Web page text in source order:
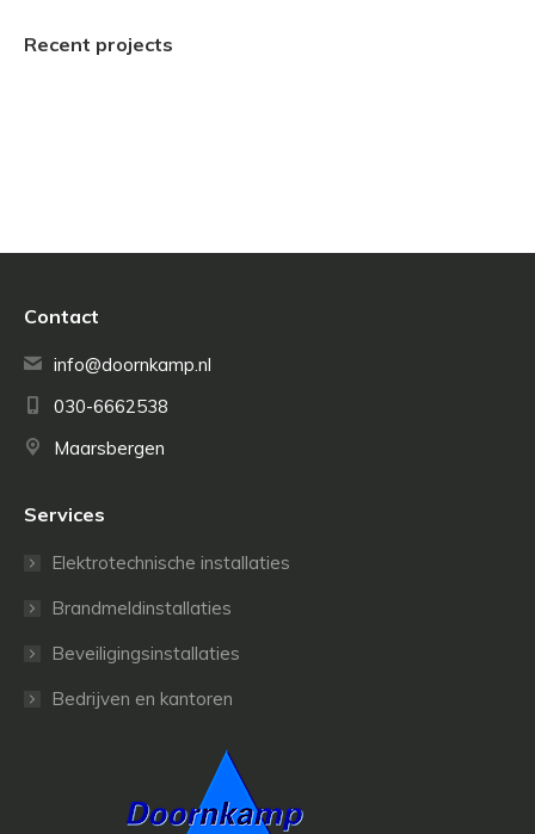
Recent projects
Contact
info@doornkamp.nl
030-6662538
Maarsbergen
Services
Elektrotechnische installaties
Brandmeldinstallaties
Beveiligingsinstallaties
Bedrijven en kantoren